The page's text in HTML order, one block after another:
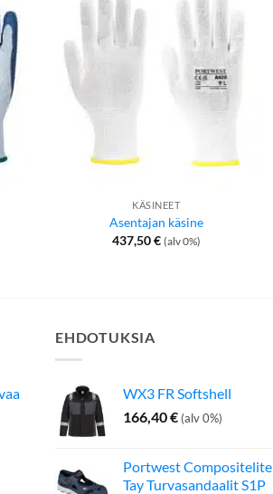
KÄSINEET
Asentajan käsine
437,50€ (alv 0%)
EHDOTUKSIA
WX3 FR Softshell
166,40€ (alv 0%)
Portwest Compositelite
Tay Turvasandaalit S1P